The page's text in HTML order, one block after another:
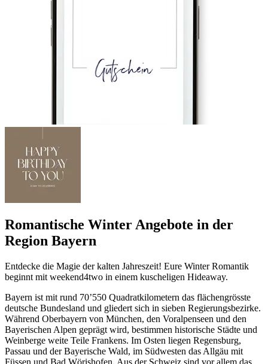
Romantische Winter Angebote in der
Region Bayern
Entdecke die Magie der kalten Jahreszeit! Eure Winter Romantik
beginnt mit weekend4two in einem kuscheligen Hideaway.
Bayern ist mit rund 70’550 Quadratkilometern das flächengrösste
deutsche Bundesland und gliedert sich in sieben Regierungsbezirke.
Während Oberbayern von München, den Voralpenseen und den
Bayerischen Alpen geprägt wird, bestimmen historische Städte und
Weinberge weite Teile Frankens. Im Osten liegen Regensburg,
Passau und der Bayerische Wald, im Südwesten das Allgäu mit